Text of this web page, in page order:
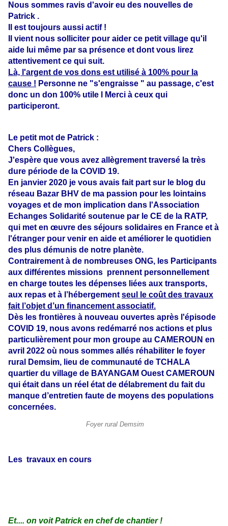
Nous sommes ravis d'avoir eu des nouvelles de
Patrick .
Il est toujours aussi actif !
Il vient nous solliciter pour aider ce petit village qu'il
aide lui même par sa présence et dont vous lirez
attentivement ce qui suit.
Là, l'argent de vos dons est utilisé à 100% pour la
cause ! Personne ne "s'engraisse " au passage, c'est
donc un don 100% utile l Merci à ceux qui
participeront.
Le petit mot de Patrick :
Chers Collègues,
J'espère que vous avez allègrement traversé la très
dure période de la COVID 19.
En janvier 2020 je vous avais fait part sur le blog du
réseau Bazar BHV de ma passion pour les lointains
voyages et de mon implication dans l'Association
Echanges Solidarité soutenue par le CE de la RATP,
qui met en œuvre des séjours solidaires en France et à
l'étranger pour venir en aide et améliorer le quotidien
des plus démunis de notre planète.
Contrairement à de nombreuses ONG, les Participants
aux différentes missions prennent personnellement
en charge toutes les dépenses liées aux transports,
aux repas et à l’hébergement seul le coût des travaux
fait l’objet d’un financement associatif.
Dès les frontières à nouveau ouvertes après l'épisode
COVID 19, nous avons redémarré nos actions et plus
particulièrement pour mon groupe au CAMEROUN en
avril 2022 où nous sommes allés réhabiliter le foyer
rural Demsim, lieu de communauté de TCHALA
quartier du village de BAYANGAM Ouest CAMEROUN
qui était dans un réel état de délabrement du fait du
manque d’entretien faute de moyens des populations
concernées.
Foyer rural Demsim
Les travaux en cours
Et.... on voit Patrick en chef de chantier !